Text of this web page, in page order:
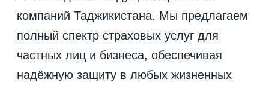
компаний Таджикистана. Мы предлагаем
полный спектр страховых услуг для
частных лиц и бизнеса, обеспечивая
надёжную защиту в любых жизненных